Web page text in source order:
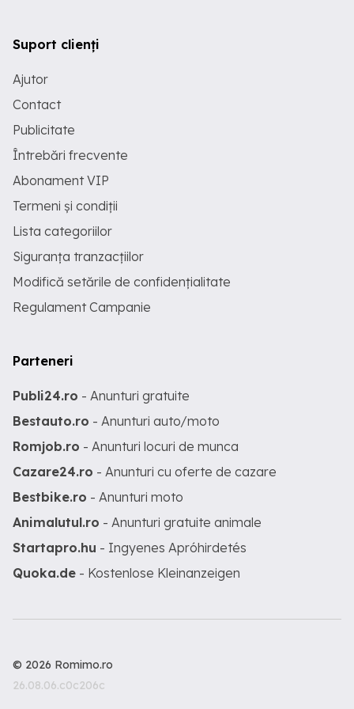
Suport clienți
Ajutor
Contact
Publicitate
Întrebări frecvente
Abonament VIP
Termeni și condiții
Lista categoriilor
Siguranța tranzacțiilor
Modifică setările de confidențialitate
Regulament Campanie
Parteneri
Publi24.ro - Anunturi gratuite
Bestauto.ro - Anunturi auto/moto
Romjob.ro - Anunturi locuri de munca
Cazare24.ro - Anunturi cu oferte de cazare
Bestbike.ro - Anunturi moto
Animalutul.ro - Anunturi gratuite animale
Startapro.hu - Ingyenes Apróhirdetés
Quoka.de - Kostenlose Kleinanzeigen
© 2026 Romimo.ro
26.08.06.c0c206c